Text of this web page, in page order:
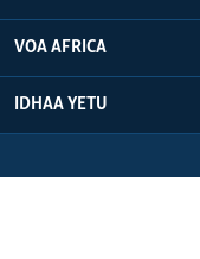
VOA AFRICA
IDHAA YETU